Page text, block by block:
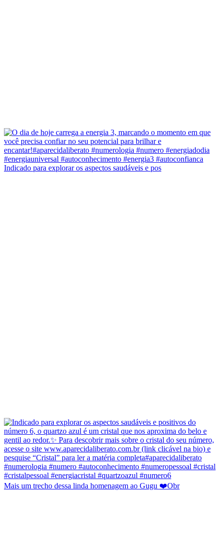
Indicado para explorar os aspectos saudáveis e pos
Mais um trecho dessa linda homenagem ao Gugu ❤️Obr